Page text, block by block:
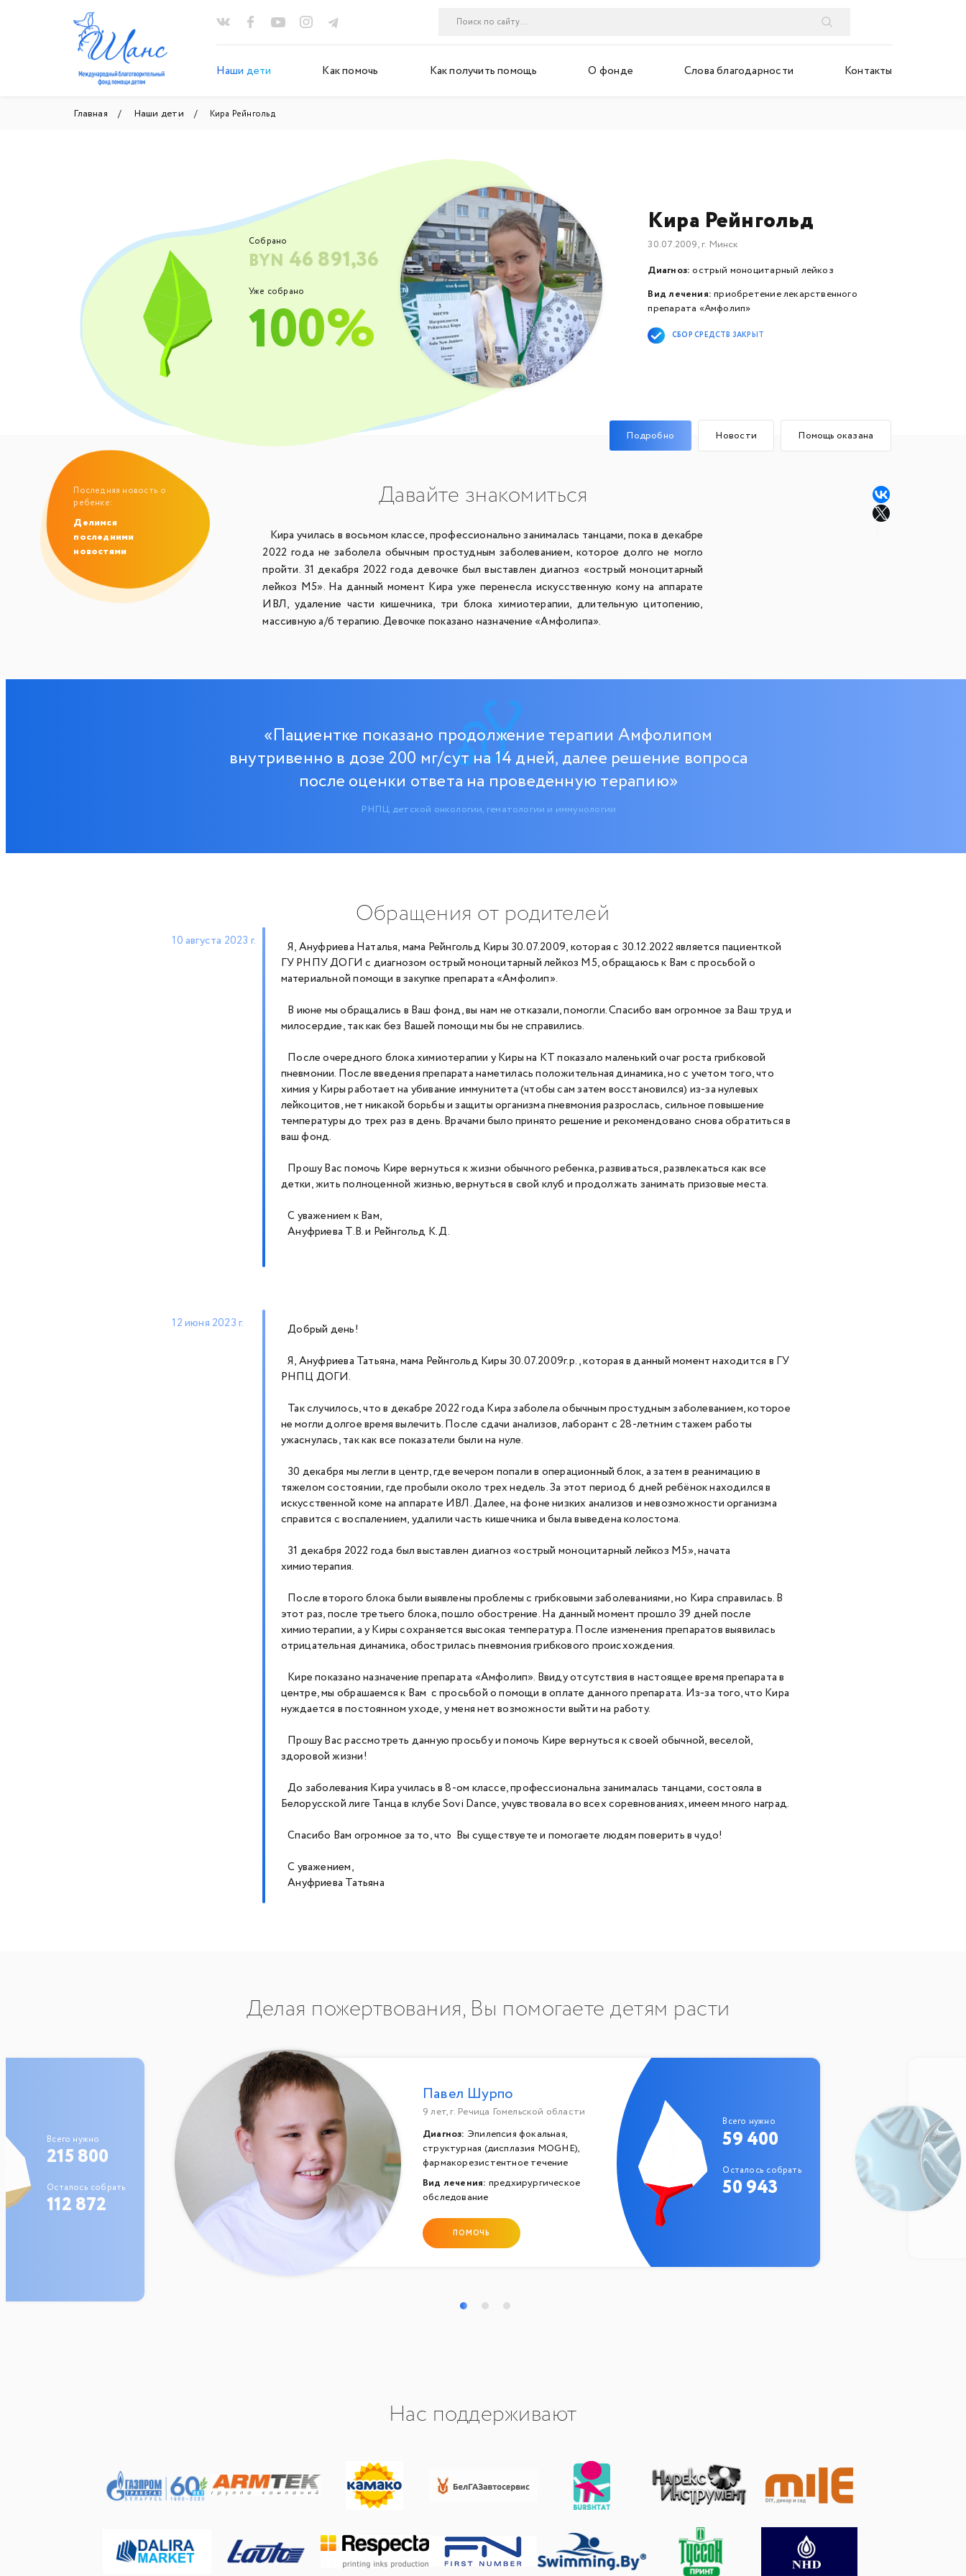
Наши дети Как помочь Как получить помощь О фонде Слова благодарности Контакты
Главная Наши дети Кира Рейнгольд
Собрано
BYN 46 891,36
Уже собрано
100%
Кира Рейнгольд
30.07.2009, г. Минск
Диагноз: острый моноцитарный лейкоз
Вид лечения: приобретение лекарственного
препарата «Амфолип»
СБОР СРЕДСТВ ЗАКРЫТ
Подробно Новости Помощь оказана
Давайте знакомиться
Кира училась в восьмом классе, профессионально занималась танцами, пока в декабре
2022 года не заболела обычным простудным заболеванием, которое долго не могло
пройти. 31 декабря 2022 года девочке был выставлен диагноз «острый моноцитарный
лейкоз М5». На данный момент Кира уже перенесла искусственную кому на аппарате
ИВЛ, удаление части кишечника, три блока химиотерапии, длительную цитопению,
массивную а/б терапию. Девочке показано назначение «Амфолипа».
Последняя новость о
ребенке:
Делимся
последними
новостями
«Пациентке показано продолжение терапии Амфолипом
внутривенно в дозе 200 мг/сут на 14 дней, далее решение вопроса
после оценки ответа на проведенную терапию»
РНПЦ детской онкологии, гематологии и иммунологии
Обращения от родителей
10 августа 2023 г.
Я, Ануфриева Наталья, мама Рейнгольд Киры 30.07.2009, которая с 30.12.2022 является пациенткой
ГУ РНПУ ДОГИ с диагнозом острый моноцитарный лейкоз М5, обращаюсь к Вам с просьбой о
материальной помощи в закупке препарата «Амфолип».
В июне мы обращались в Ваш фонд, вы нам не отказали, помогли. Спасибо вам огромное за Ваш труд и
милосердие, так как без Вашей помощи мы бы не справились.
После очередного блока химиотерапии у Киры на КТ показало маленький очаг роста грибковой
пневмонии. После введения препарата наметилась положительная динамика, но с учетом того, что
химия у Киры работает на убивание иммунитета (чтобы сам затем восстановился) из-за нулевых
лейкоцитов, нет никакой борьбы и защиты организма пневмония разрослась, сильное повышение
температуры до трех раз в день. Врачами было принято решение и рекомендовано снова обратиться в
ваш фонд.
Прошу Вас помочь Кире вернуться к жизни обычного ребенка, развиваться, развлекаться как все
детки, жить полноценной жизнью, вернуться в свой клуб и продолжать занимать призовые места.
С уважением к Вам,
Ануфриева Т.В. и Рейнгольд К.Д.
12 июня 2023 г.
Добрый день!
Я, Ануфриева Татьяна, мама Рейнгольд Киры 30.07.2009г.р., которая в данный момент находится в ГУ
РНПЦ ДОГИ.
Так случилось, что в декабре 2022 года Кира заболела обычным простудным заболеванием, которое
не могли долгое время вылечить. После сдачи анализов, лаборант с 28-летним стажем работы
ужаснулась, так как все показатели были на нуле.
30 декабря мы легли в центр, где вечером попали в операционный блок, а затем в реанимацию в
тяжелом состоянии, где пробыли около трех недель. За этот период 6 дней ребёнок находился в
искусственной коме на аппарате ИВЛ. Далее, на фоне низких анализов и невозможности организма
справится с воспалением, удалили часть кишечника и была выведена колостома.
31 декабря 2022 года был выставлен диагноз «острый моноцитарный лейкоз М5», начата
химиотерапия.
После второго блока были выявлены проблемы с грибковыми заболеваниями, но Кира справилась. В
этот раз, после третьего блока, пошло обострение. На данный момент прошло 39 дней после
химиотерапии, а у Киры сохраняется высокая температура. После изменения препаратов выявилась
отрицательная динамика, обострилась пневмония грибкового происхождения.
Кире показано назначение препарата «Амфолип». Ввиду отсутствия в настоящее время препарата в
центре, мы обрашаемся к Вам с просьбой о помощи в оплате данного препарата. Из-за того, что Кира
нуждается в постоянном уходе, у меня нет возможности выйти на работу.
Прошу Вас рассмотреть данную просьбу и помочь Кире вернуться к своей обычной, веселой,
здоровой жизни!
До заболевания Кира училась в 8-ом классе, профессиональна занималась танцами, состояла в
Белорусской лиге Танца в клубе Sovi Dance, учувствовала во всех соревнованиях, имеем много наград.
Спасибо Вам огромное за то, что Вы существуете и помогаете людям поверить в чудо!
С уважением,
Ануфриева Татьяна
Делая пожертвования, Вы помогаете детям расти
Всего нужно
215 800
Осталось собрать
112 872
Павел Шурпо
9 лет, г. Речица Гомельской области
Диагноз: Эпилепсия фокальная,
структурная (дисплазия MOGHE),
фармакорезистентное течение
Вид лечения: предхирургическое
обследование
ПОМОЧЬ
Всего нужно
59 400
Осталось собрать
50 943
Нас поддерживают